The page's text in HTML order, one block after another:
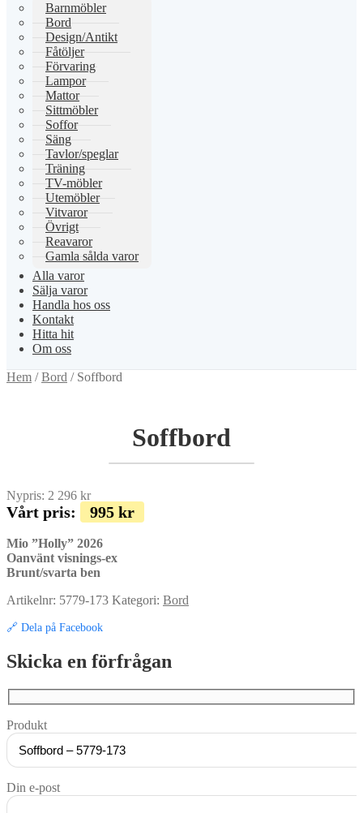
Barnmöbler
Bord
Design/Antikt
Fåtöljer
Förvaring
Lampor
Mattor
Sittmöbler
Soffor
Säng
Tavlor/speglar
Träning
TV-möbler
Utemöbler
Vitvaror
Övrigt
Reavaror
Gamla sålda varor
Alla varor
Sälja varor
Handla hos oss
Kontakt
Hitta hit
Om oss
Hem /Bord / Soffbord
Soffbord
Nypris: 2 296 kr
Vårt pris: 995 kr
Mio ”Holly” 2026
Oanvänt visnings-ex
Brunt/svarta ben
Artikelnr: 5779-173 Kategori: Bord
🔗 Dela på Facebook
Skicka en förfrågan
Produkt
Din e-post